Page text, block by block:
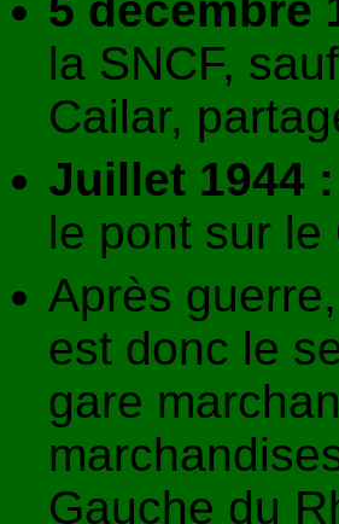
la SNCF,
Cailar,
Juillet 1944 :
le pont sur le
Après
est donc le
gare
Gauche du